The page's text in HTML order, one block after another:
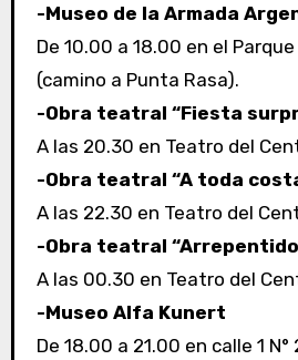
-Museo de la Armada
De 10.00 a 18.00 en el
(camino a Punta Rasa).
-Obra teatral “Fiesta
A las 20.30 en Teatro del
-Obra teatral “A toda
A las 22.30 en Teatro del
-Obra teatral
A las 00.30 en Teatro del
-Museo Alfa Kunert
De 18.00 a 21.00 en calle 1